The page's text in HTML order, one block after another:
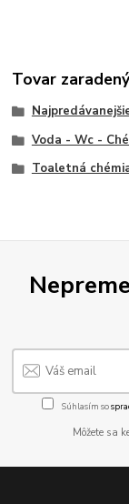
Tovar
Voda - Wc -
Toaletná
Súhlasím so
Môžete sa